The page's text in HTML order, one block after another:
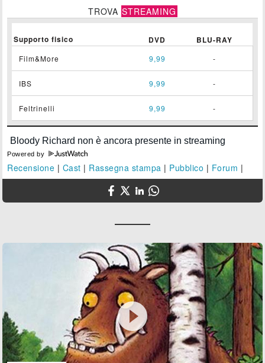
TROVA STREAMING
Supporto fisico DVD BLU-RAY
Film&More 9,99 -
IBS 9,99 -
Feltrinelli 9,99 -
Powered by
Recensione | Cast | Rassegna stampa | Pubblico | Forum |
